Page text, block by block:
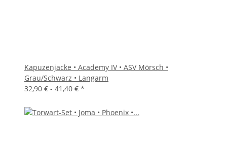
Kapuzenjacke • Academy IV • ASV Mörsch •
Grau/Schwarz • Langarm
32,90 € - 41,40 € *